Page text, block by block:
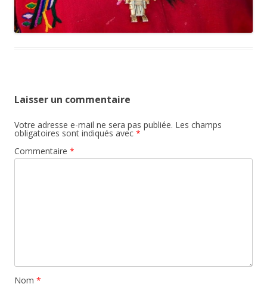
Laisser un commentaire
Votre adresse e-mail ne sera pas publiée. Les champs
obligatoires sont indiqués avec *
Commentaire *
Nom *